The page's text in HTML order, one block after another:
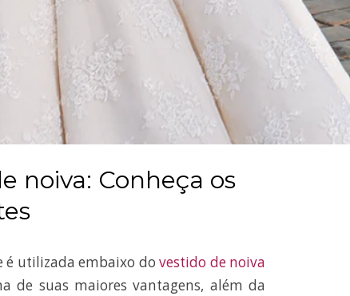
noiva: Conheça os
é utilizada embaixo dovestido de noiva
de suas maiores vantagens, além da